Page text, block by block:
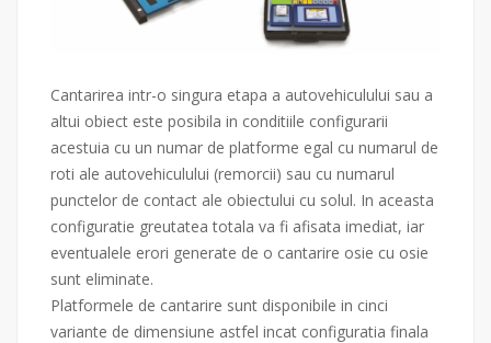
Cantarirea intr-o singura etapa a autovehiculului sau a
altui obiect este posibila in conditiile configurarii
acestuia cu un numar de platforme egal cu numarul de
roti ale autovehiculului (remorcii) sau cu numarul
punctelor de contact ale obiectului cu solul. In aceasta
configuratie greutatea totala va fi afisata imediat, iar
eventualele erori generate de o cantarire osie cu osie
sunt eliminate.
Platformele de cantarire sunt disponibile in cinci
variante de dimensiune astfel incat configuratia finala